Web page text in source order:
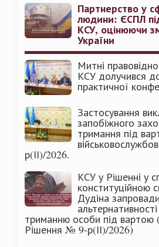
Партнерство у
людини: ЄСПЛ
КСУ, оцінюючи
України
Митні
КСУ долучився
практичної
Застосування
запобіжного
тримання під
р(ІІ)/2026.
КСУ у Рішенні у
конституційною
Дудіна
триманню особи під вартою
Рішення № 9-р(ІІ)/2026)